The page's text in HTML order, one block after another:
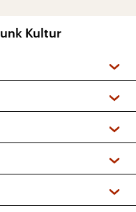
Kultur